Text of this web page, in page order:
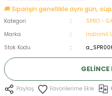
🚚 Siparişin genellikle aynı gün,
Kategori
SPRO -
Marka
İndirimli
Stok Kodu
GELINCE
Paylaş